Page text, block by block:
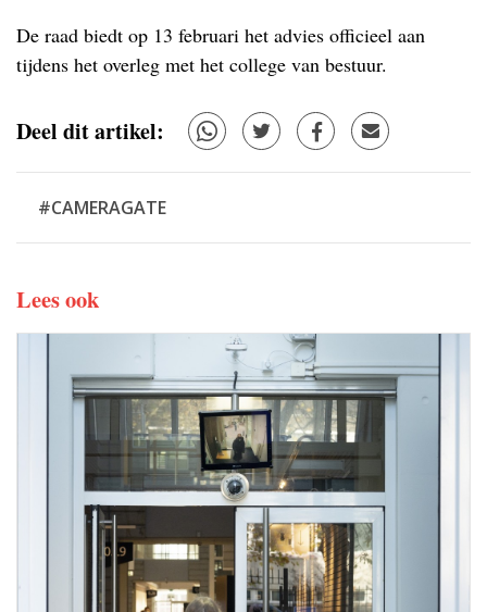
De raad biedt op 13 februari het advies officieel aan
tijdens het overleg met het college van bestuur.
Deel dit artikel:
#CAMERAGATE
Lees ook